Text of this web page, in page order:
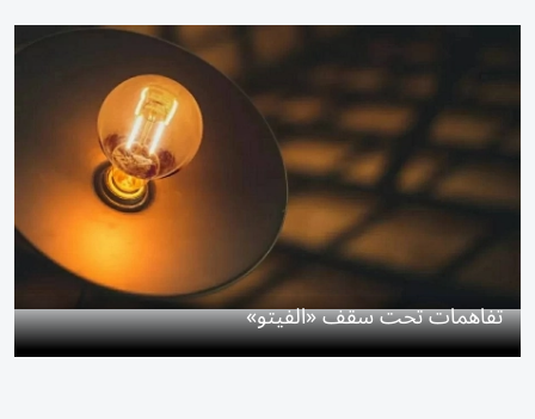
تفاهمات تحت سقف «الفيتو»